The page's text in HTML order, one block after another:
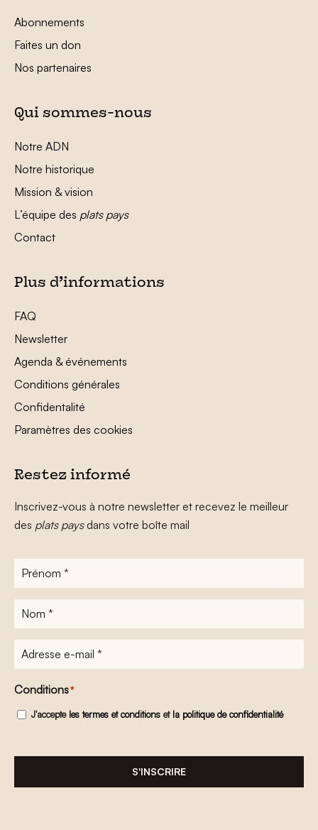
Abonnements
Faites un don
Nos partenaires
Qui sommes-nous
Notre ADN
Notre historique
Mission & vision
L’équipe des plats pays
Contact
Plus d’informations
FAQ
Newsletter
Agenda & événements
Conditions générales
Confidentalité
Paramètres des cookies
Restez informé
Inscrivez-vous à notre newsletter et recevez le meilleur
des plats paysdans votre boîte mail
Prénom
Nom
Adresse
e-
mail*
Conditions*
J'accepte les termes et conditions et la politique de confidentialité
S'INSCRIRE